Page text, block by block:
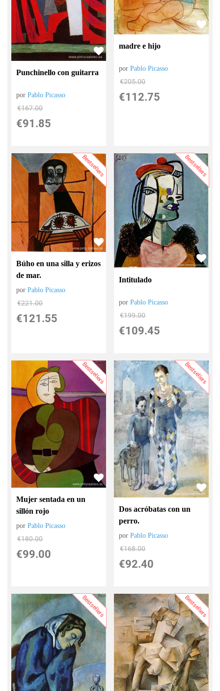
Punchinello con guitarra
porPablo Picasso
€167.00
€91.85
madre e hijo
porPablo Picasso
€205.00
€112.75
Bestsellers
Búho en una silla y erizos
de mar.
porPablo Picasso
€221.00
€121.55
Bestsellers
Intitulado
porPablo Picasso
€199.00
€109.45
Bestsellers
Mujer sentada en un
sillón rojo
porPablo Picasso
€180.00
€99.00
Bestsellers
Dos acróbatas con un
perro.
porPablo Picasso
€168.00
€92.40
Bestsellers Bestsellers